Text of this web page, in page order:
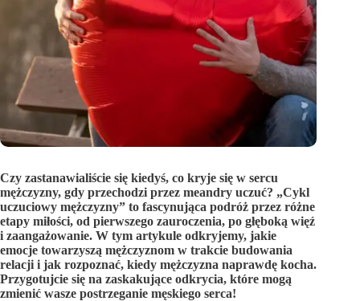
Czy zastanawialiście się kiedyś, co kryje się w sercu
mężczyzny, gdy przechodzi przez meandry uczuć? „Cykl
uczuciowy mężczyzny” to fascynująca podróż przez różne
etapy miłości, od pierwszego zauroczenia, po głęboką więź
i zaangażowanie. W tym artykule odkryjemy, jakie
emocje towarzyszą mężczyznom w trakcie budowania
relacji i jak rozpoznać, kiedy mężczyzna naprawdę kocha.
Przygotujcie się na zaskakujące odkrycia, które mogą
zmienić wasze postrzeganie męskiego serca!